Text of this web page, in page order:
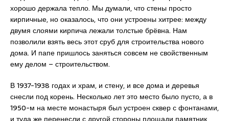
хорошо держала тепло. Мы думали, что стены просто
кирпичные, но оказалось, что они устроены хитрее: между
двумя слоями кирпича лежали толстые брёвна. Нам
позволили взять весь этот сруб для строительства нового
дома. И папе пришлось заняться совсем не свойственным
ему делом – строительством.
В 1937-1938 годах и храм, и стену, и все дома и деревья
снесли под корень. Несколько лет это место было пусто, а в
1950-м на месте монастыря был устроен сквер с фонтанами,